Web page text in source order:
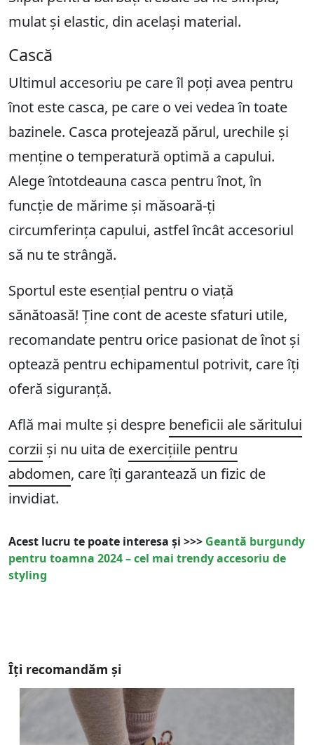
mulat și elastic, din același material.
Cască
Ultimul accesoriu pe care îl poți avea pentru
înot este casca, pe care o vei vedea în toate
bazinele. Casca protejează părul, urechile și
menține o temperatură optimă a capului.
Alege întotdeauna casca pentru înot, în
funcție de mărime și măsoară-ți
circumferința capului, astfel încât accesoriul
să nu te strângă.
Sportul este esențial pentru o viață
sănătoasă! Ține cont de aceste sfaturi utile,
recomandate pentru orice pasionat de înot și
optează pentru echipamentul potrivit, care îți
oferă siguranță.
Află mai multe și despre beneficii ale săritului
corzii și nu uita de exercițiile pentru
abdomen, care îți garantează un fizic de
invidiat.
Acest lucru te poate interesa și >>> Geantă burgundy
pentru toamna 2024 – cel mai trendy accesoriu de
styling
Îți recomandăm și